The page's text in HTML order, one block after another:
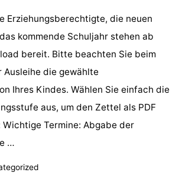
Erziehungsberechtigte, die neuen
kommende Schuljahr stehen ab
bereit. Bitte beachten Sie beim
Ausleihe die gewählte
Ihres Kindes. Wählen Sie einfach die
aus, um den Zettel als PDF
Termine: Abgabe der
…